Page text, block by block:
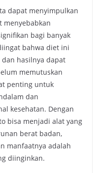
dapat menyimpulkan
menyebabkan
bagi banyak
bahwa diet ini
hasilnya dapat
memutuskan
penting untuk
dan
kesehatan. Dengan
bisa menjadi alat yang
berat badan,
manfaatnya adalah
diinginkan.